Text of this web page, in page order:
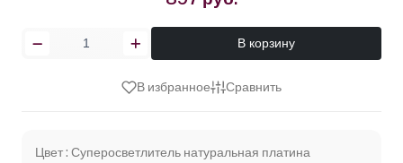
В корзину
В избранное Сравнить
Цвет : Суперосветлитель натуральная платина